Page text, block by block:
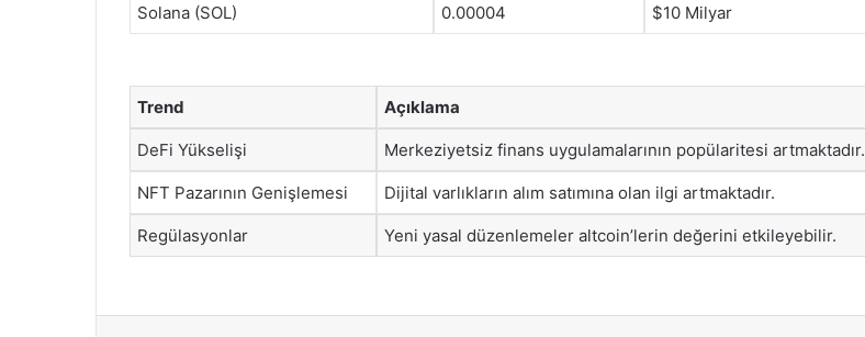
Solana (SOL) 0.00004 $10 Milyar
Trend Açıklama
DeFi Yükselişi Merkeziyetsiz finans uygulamalarının popülaritesi artmaktadır.
NFT Pazarının Genişlemesi Dijital varlıkların alım satımına olan ilgi artmaktadır.
Regülasyonlar Yeni yasal düzenlemeler altcoin’lerin değerini etkileyebilir.